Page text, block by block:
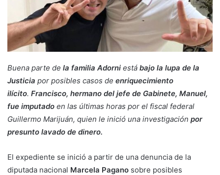
Buena parte de la familia Adorni está bajo la lupa de la
Justicia por posibles casos de enriquecimiento
ilícito. Francisco, hermano del jefe de Gabinete, Manuel,
fue imputado en las últimas horas por el fiscal federal
Guillermo Marijuán, quien le inició una investigación por
presunto lavado de dinero.
El expediente se inició a partir de una denuncia de la
diputada nacional Marcela Pagano sobre posibles